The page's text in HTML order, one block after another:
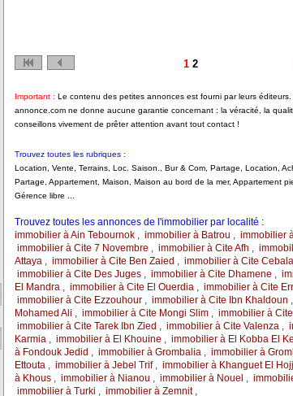
1 2
Important : Le contenu des petites annonces est fourni par leurs
annonce.com ne donne aucune garantie concernant : la véracité, la
conseillons vivement de prêter attention avant tout contact !
Trouvez toutes les rubriques :
Location, Vente, Terrains, Loc. Saison., Bur & Com, Partage, Location,
Partage, Appartement, Maison, Maison au bord de la mer, Appartement
Gérence libre ...
Trouvez toutes les annonces de l'immobilier par localité :
immobilier à Ain Tebournok, immobilier à Batrou , immobilier
immobilier à Cite 7 Novembre , immobilier à Cite Afh ,
Attaya, immobilier à Cite Ben Zaied , immobilier à Cite Cebala
immobilier à Cite Des Juges, immobilier à Cite Dhamene ,
El Mandra, immobilier à Cite El Ouerdia, immobilier à Cite
immobilier à Cite Ezzouhour, immobilier à Cite Ibn Khaldoun ,
Mohamed Ali , immobilier à Cite Mongi Slim, immobilier à
immobilier à Cite Tarek Ibn Zied , immobilier à Cite Valenza,
Karmia, immobilier à El Khouine , immobilier à El Kobba El
à Fondouk Jedid , immobilier à Grombalia, immobilier à
Ettouta, immobilier à Jebel Trif, immobilier à Khanguet El
à Khous, immobilier à Nianou , immobilier à Nouel ,
immobilier à Turki , immobilier à Zemnit,